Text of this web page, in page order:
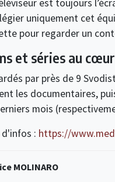
est toujours
uniquement cet
pour regarder un
et séries au
par près de 9
les documentaires,
mois
d'infos : https://
MOLINARO